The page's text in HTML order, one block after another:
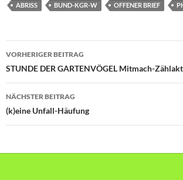
ABRISS BUND-KGR-W OFFENER BRIEF
Beitragsnavigation
VORHERIGER BEITRAG
STUNDE DER GARTENVÖGEL Mitmach-
NÄCHSTER BEITRAG
(k)eine Unfall-Häufung